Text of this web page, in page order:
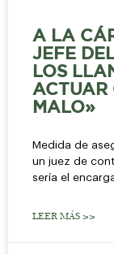
A LA
JEFE
LOS
ACTUAR
MALO»
Medida de
un juez de
sería el
LEER MÁS >>